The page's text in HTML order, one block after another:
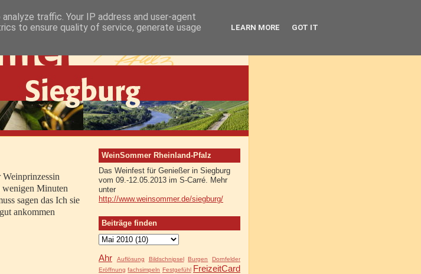
wenigen Minuten
sagen das Ich sie
ankommen
WeinSommer Rheinland-Pfalz
Das Weinfest für Genießer in Siegburg
vom 09.-12.05.2013 im S-Carré. Mehr
unter
http://www.weinsommer.de/siegburg/
Beiträge finden
Ahr Auflösung Bildschnipsel Burgen
Dornfelder
Eröffnung fachsimpeln Festgefühl FreizeitCard
traffic. Your IP address and user-agent
to ensure quality of service, generate usage
LEARN MORE GOT IT